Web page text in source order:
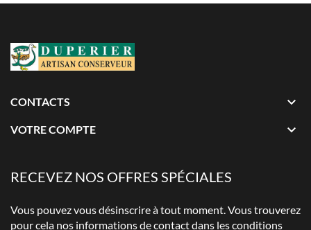
CONTACTS 
VOTRE COMPTE 
RECEVEZ NOS OFFRES SPÉCIALES
Vous pouvez vous désinscrire à tout moment. Vous trouverez
pour cela nos informations de contact dans les conditions